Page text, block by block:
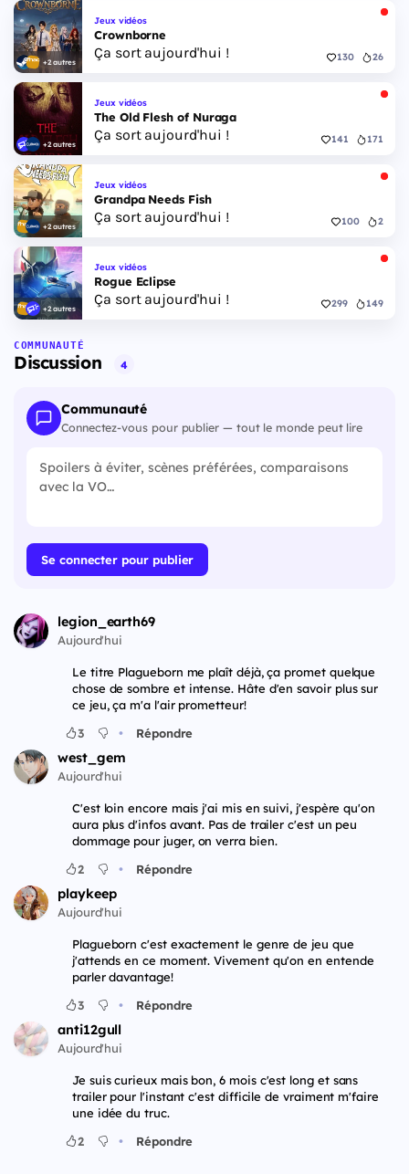
+2 autres
Jeux vidéos
Crownborne
Ça sort aujourd'hui ! 130 26
+2 autres
Jeux vidéos
The Old Flesh of Nuraga
Ça sort aujourd'hui ! 141 171
+2 autres
Jeux vidéos
Grandpa Needs Fish
Ça sort aujourd'hui ! 100 2
+2 autres
Jeux vidéos
Rogue Eclipse
Ça sort aujourd'hui ! 299 149
COMMUNAUTÉ
Discussion 4
Communauté
Connectez-vous pour publier — tout le monde peut lire
Se connecter pour publier
legion_earth69
Aujourd'hui
Le titre Plagueborn me plaît déjà, ça promet quelque
chose de sombre et intense. Hâte d'en savoir plus sur
ce jeu, ça m'a l'air prometteur!
3
• Répondre
west_gem
Aujourd'hui
C'est loin encore mais j'ai mis en suivi, j'espère qu'on
aura plus d'infos avant. Pas de trailer c'est un peu
dommage pour juger, on verra bien.
2
• Répondre
playkeep
Aujourd'hui
Plagueborn c'est exactement le genre de jeu que
j'attends en ce moment. Vivement qu'on en entende
parler davantage!
3
• Répondre
anti12gull
Aujourd'hui
Je suis curieux mais bon, 6 mois c'est long et sans
trailer pour l'instant c'est difficile de vraiment m'faire
une idée du truc.
2
• Répondre